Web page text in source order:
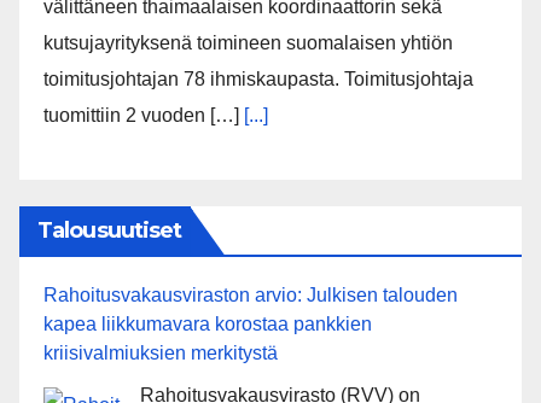
välittäneen thaimaalaisen koordinaattorin sekä
kutsujayrityksenä toimineen suomalaisen yhtiön
toimitusjohtajan 78 ihmiskaupasta. Toimitusjohtaja
tuomittiin 2 vuoden […] [...]
Talousuutiset
Rahoitusvakausviraston arvio: Julkisen talouden
kapea liikkumavara korostaa pankkien
kriisivalmiuksien merkitystä
Rahoitusvakausvirasto (RVV) on